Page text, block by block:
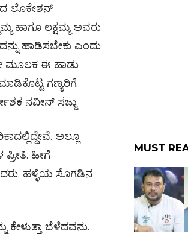
ಲೊಕೇಶನ್
ಹಾಗೂ ಲಕ್ಷಮ್ಮ ಅವರು
ಹಾಡಿಸಬೇಕು ಎಂದು
ಮೂಲಕ ಈ ಹಾಡು
ಗಣ್ಯರಿಗೆ
ನವೀನ್ ಸಜ್ಜು.
ಅಲ್ಲೂ
ಹೀಗೆ
ಹಳ್ಳಿಯ ಸೊಗಡಿನ
ಬೆಳೆದವನು.
MUST